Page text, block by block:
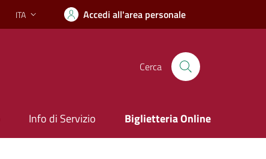
Lingua attiva:
ITA Accedi all'area personale
Cerca
Info di Servizio Biglietteria Online